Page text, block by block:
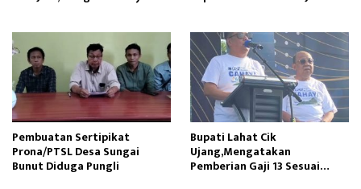
Pembuatan Sertipikat
Prona/PTSL Desa Sungai
Bunut Diduga Pungli
Bupati Lahat Cik
Ujang,Mengatakan
Pemberian Gaji 13 Sesuai